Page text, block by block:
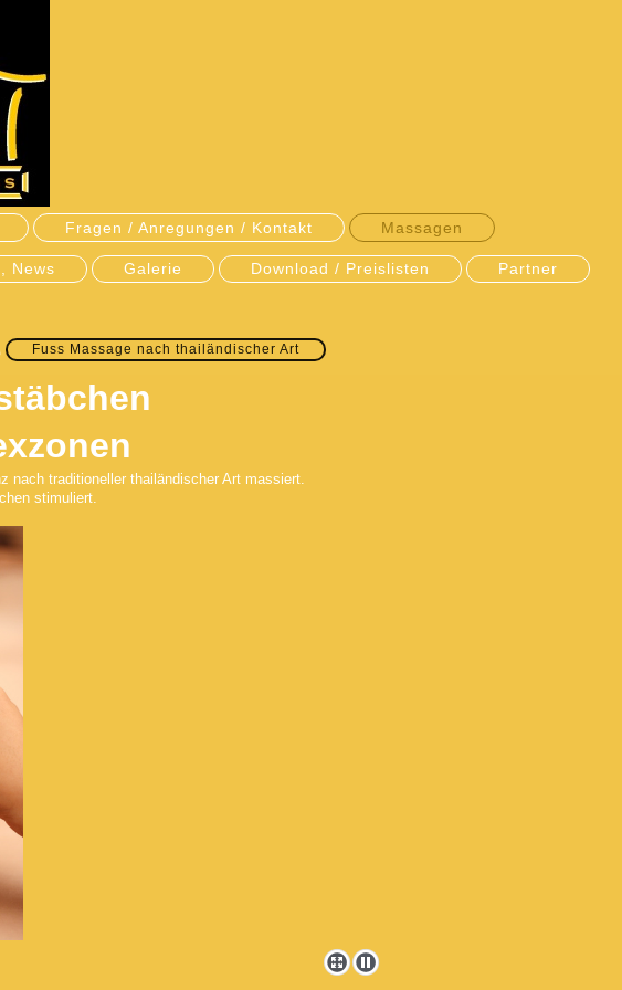
Fragen / Anregungen / Kontakt Massagen
News Galerie Download / Preislisten Partner
Fuss Massage nach thailändischer Art
nach traditioneller thailändischer Art massiert.
stimuliert.